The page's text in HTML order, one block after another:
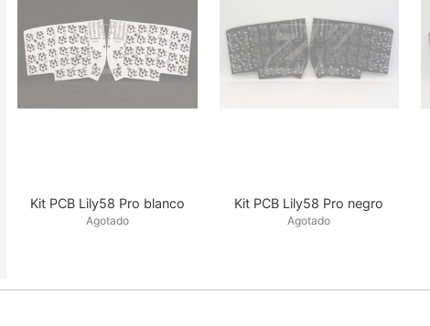
Kit PCB Lily58 Pro blanco
Agotado
Kit PCB Lily58 Pro negro
Agotado